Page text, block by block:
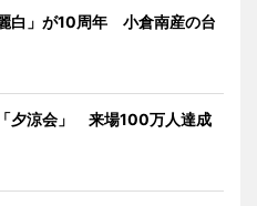
白」が10周年 小倉南産の台
夕涼会」 来場100万人達成